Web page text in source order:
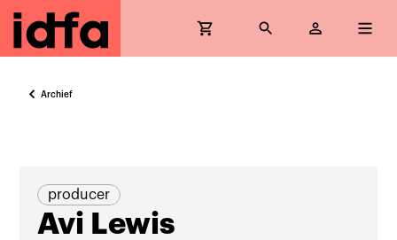
Archief
producer
Avi Lewis